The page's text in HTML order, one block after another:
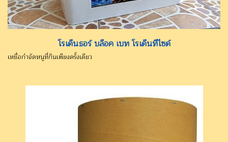
โรเด๊นธอร์ บล๊อค เบท โรเด๊นทีไซด์
เหยื่อกำจัดหนูที่กินเพียงครั้งเดียว